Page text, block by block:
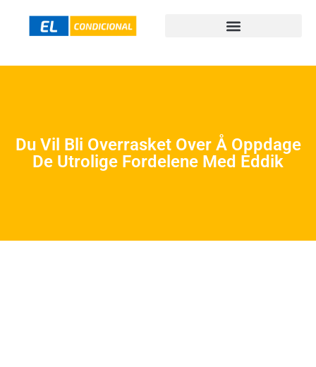
Du Vil Bli Overrasket Over Å Oppdage
De Utrolige Fordelene Med Eddik